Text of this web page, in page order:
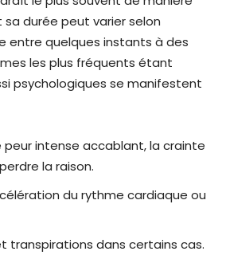
durée peut varier selon
entre quelques instants à des
les plus fréquents étant
psychologiques se manifestent
intense accablant, la crainte
la raison.
du rythme cardiaque ou
transpirations dans certains cas.